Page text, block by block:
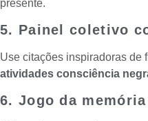
presente.
5. Painel coletivo
Use citações inspiradoras de
atividades consciência
6. Jogo da